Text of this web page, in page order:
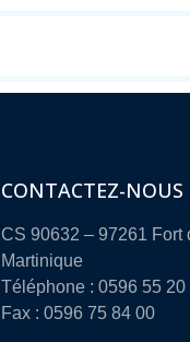
CONTACTEZ-NOUS
CS 90632 – 97261 Fort
Martinique
Téléphone : 0596 55 20
Fax : 0596 75 84 00